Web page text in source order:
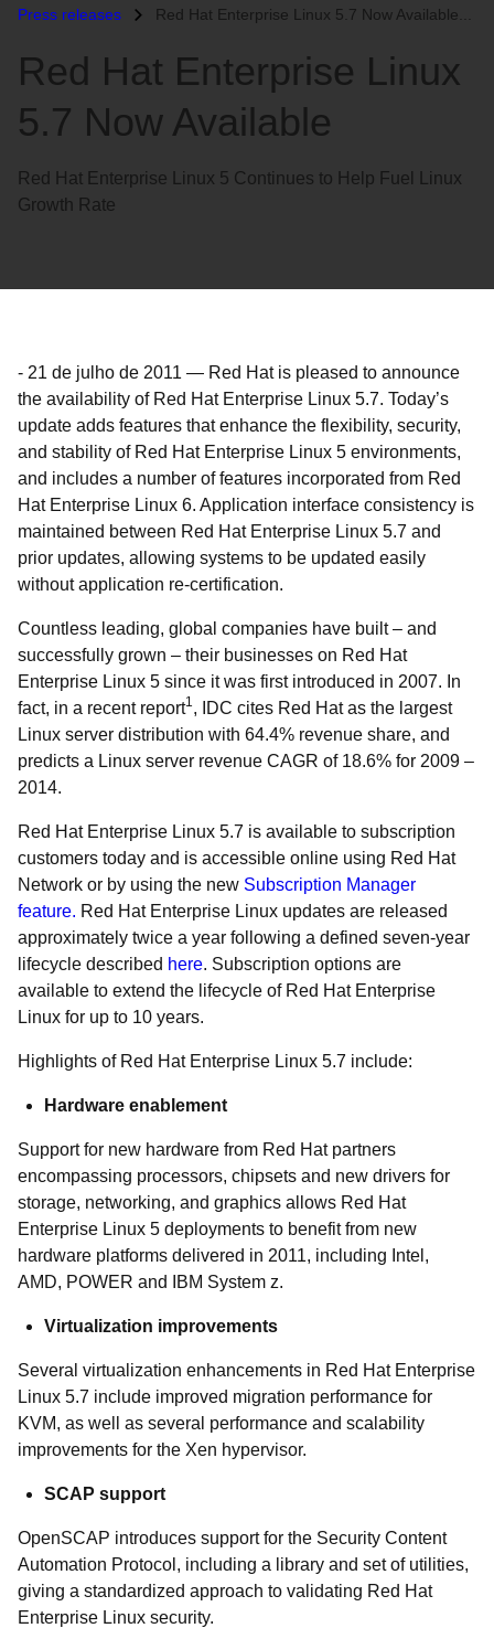
Press releases Red Hat Enterprise Linux 5.7 Now Available...
Red Hat Enterprise Linux
5.7 Now Available
Red Hat Enterprise Linux 5 Continues to Help Fuel Linux
Growth Rate
- 21 de julho de 2011 — Red Hat is pleased to announce
the availability of Red Hat Enterprise Linux 5.7. Today’s
update adds features that enhance the flexibility, security,
and stability of Red Hat Enterprise Linux 5 environments,
and includes a number of features incorporated from Red
Hat Enterprise Linux 6. Application interface consistency is
maintained between Red Hat Enterprise Linux 5.7 and
prior updates, allowing systems to be updated easily
without application re-certification.
Countless leading, global companies have built – and
successfully grown – their businesses on Red Hat
Enterprise Linux 5 since it was first introduced in 2007. In
fact, in a recent report1, IDC cites Red Hat as the largest
Linux server distribution with 64.4% revenue share, and
predicts a Linux server revenue CAGR of 18.6% for 2009 –
2014.
Red Hat Enterprise Linux 5.7 is available to subscription
customers today and is accessible online using Red Hat
Network or by using the new Subscription Manager
feature. Red Hat Enterprise Linux updates are released
approximately twice a year following a defined seven-year
lifecycle described here. Subscription options are
available to extend the lifecycle of Red Hat Enterprise
Linux for up to 10 years.
Highlights of Red Hat Enterprise Linux 5.7 include:
Hardware enablement
Support for new hardware from Red Hat partners
encompassing processors, chipsets and new drivers for
storage, networking, and graphics allows Red Hat
Enterprise Linux 5 deployments to benefit from new
hardware platforms delivered in 2011, including Intel,
AMD, POWER and IBM System z.
Virtualization improvements
Several virtualization enhancements in Red Hat Enterprise
Linux 5.7 include improved migration performance for
KVM, as well as several performance and scalability
improvements for the Xen hypervisor.
SCAP support
OpenSCAP introduces support for the Security Content
Automation Protocol, including a library and set of utilities,
giving a standardized approach to validating Red Hat
Enterprise Linux security.